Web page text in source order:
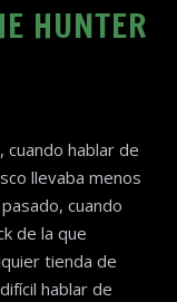
HUNTER
cuando hablar de
llevaba menos
cuando
de la que
tienda de
hablar de